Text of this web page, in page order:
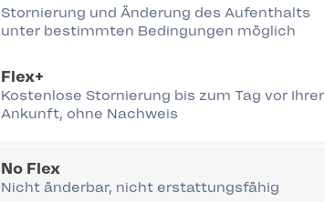
Stornierung und Änderung des Aufenthalts
unter bestimmten Bedingungen möglich
Flex+
Kostenlose Stornierung bis zum Tag vor Ihrer
Ankunft, ohne Nachweis
No Flex
Nicht änderbar, nicht erstattungsfähig